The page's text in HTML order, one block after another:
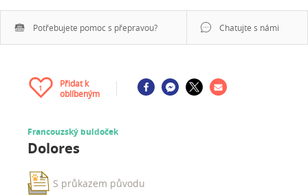
Potřebujete pomoc s přepravou? Chatujte s námi
1
Přidat k
oblíbeným
Francouzský buldoček
Dolores
S průkazem původu